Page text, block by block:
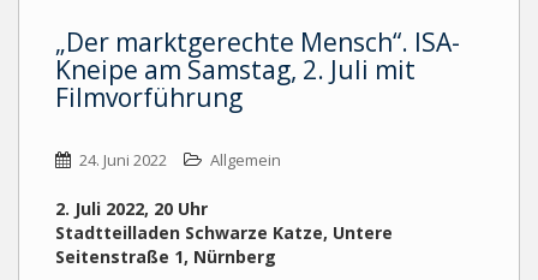
„Der marktgerechte Mensch“. ISA-
Kneipe am Samstag, 2. Juli mit
Filmvorführung
24. Juni 2022 Allgemein
2. Juli 2022, 20 Uhr
Stadtteilladen Schwarze Katze, Untere
Seitenstraße 1, Nürnberg